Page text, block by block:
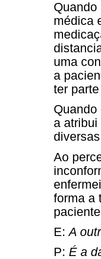
médica
uma
a
ter
a
Ao
forma a
E:A
P: É a